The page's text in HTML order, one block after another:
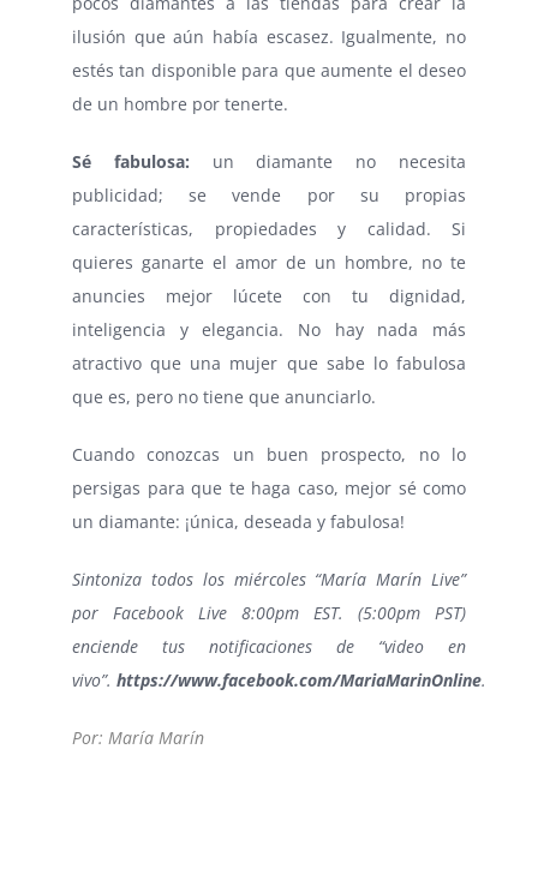
ilusión que aún había escasez. Igualmente, no
estés tan disponible para que aumente el deseo
de un hombre por tenerte.
Sé fabulosa: un diamante no necesita
publicidad; se vende por su propias
características, propiedades y calidad. Si
quieres ganarte el amor de un hombre, no te
anuncies mejor lúcete con tu dignidad,
inteligencia y elegancia. No hay nada más
atractivo que una mujer que sabe lo fabulosa
que es, pero no tiene que anunciarlo.
Cuando conozcas un buen prospecto, no lo
persigas para que te haga caso, mejor sé como
un diamante: ¡única, deseada y fabulosa!
Sintoniza todos los miércoles “María Marín Live”
por Facebook Live 8:00pm EST. (5:00pm PST)
enciende tus notificaciones de “video en
vivo”. https://www.facebook.com/MariaMarinOnline.
Por: María Marín